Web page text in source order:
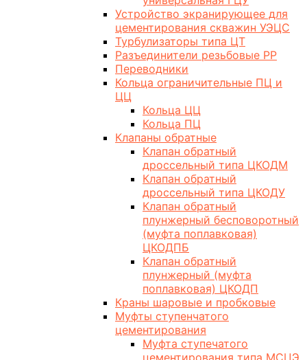
Устройство экранирующее для
цементирования скважин УЭЦС
Турбулизаторы типа ЦТ
Разъединители резьбовые РР
Переводники
Кольца ограничительные ПЦ и
ЦЦ
Кольца ЦЦ
Кольца ПЦ
Клапаны обратные
Клапан обратный
дроссельный типа ЦКОДМ
Клапан обратный
дроссельный типа ЦКОДУ
Клапан обратный
плунжерный бесповоротный
(муфта поплавковая)
ЦКОДПБ
Клапан обратный
плунжерный (муфта
поплавковая) ЦКОДП
Краны шаровые и пробковые
Муфты ступенчатого
цементирования
Муфта ступечатого